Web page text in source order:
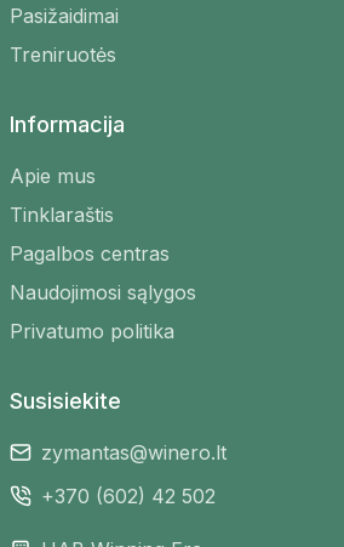
lygių žaidėjais ir mokykitės
kuriuo laiku, kuris jums tinka
keliais paspaudimais
Pasižaidimai
Treniruotės
Informacija
Apie mus
Tinklaraštis
Pagalbos centras
Naudojimosi sąlygos
Privatumo politika
Susisiekite
zymantas@winero.lt
+370 (602) 42 502